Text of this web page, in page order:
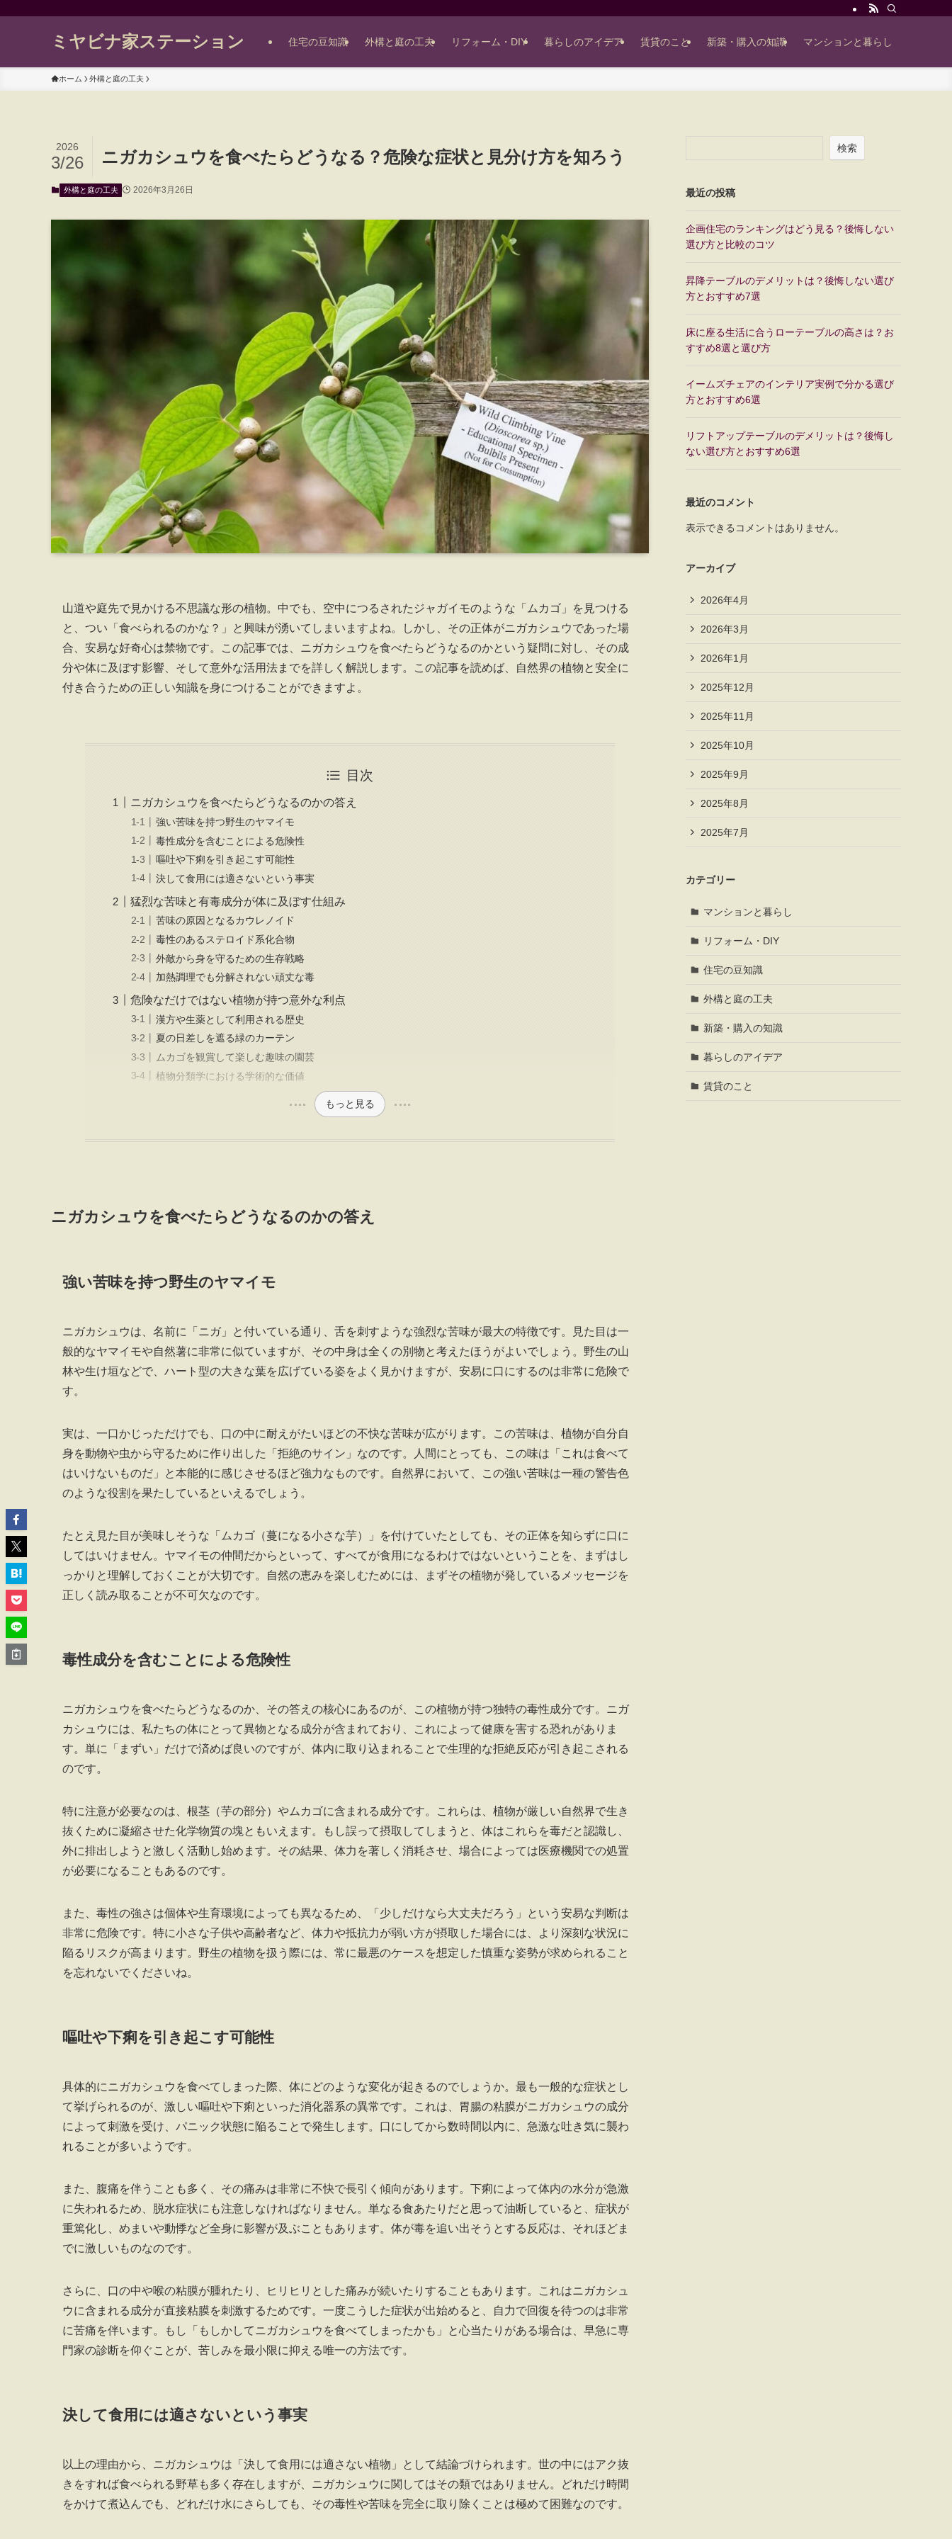
ミヤビナ家ステーション 住宅の豆知識 外構と庭の工夫 リフォーム・DIY 暮らしのアイデア 賃貸のこと 新築・購入の知識 マンションと暮らし
ホーム 外構と庭の工夫
ニガカシュウを食べたらどうなる？危険な症状と見分け方を知ろう
2026
3/26
外構と庭の工夫 2026年3月26日
山道や庭先で見かける不思議な形の植物。中でも、空中につるされたジャガイモのような「ムカゴ」を見つける
と、つい「食べられるのかな？」と興味が湧いてしまいますよね。しかし、その正体がニガカシュウであった場
合、安易な好奇心は禁物です。この記事では、ニガカシュウを食べたらどうなるのかという疑問に対し、その成
分や体に及ぼす影響、そして意外な活用法までを詳しく解説します。この記事を読めば、自然界の植物と安全に
付き合うための正しい知識を身につけることができますよ。
目次
ニガカシュウを食べたらどうなるのかの答え
強い苦味を持つ野生のヤマイモ
毒性成分を含むことによる危険性
嘔吐や下痢を引き起こす可能性
決して食用には適さないという事実
猛烈な苦味と有毒成分が体に及ぼす仕組み
苦味の原因となるカウレノイド
毒性のあるステロイド系化合物
外敵から身を守るための生存戦略
加熱調理でも分解されない頑丈な毒
危険なだけではない植物が持つ意外な利点
漢方や生薬として利用される歴史
夏の日差しを遮る緑のカーテン
ムカゴを観賞して楽しむ趣味の園芸
植物分類学における学術的な価値
もっと見る
ニガカシュウを食べたらどうなるのかの答え
強い苦味を持つ野生のヤマイモ
ニガカシュウは、名前に「ニガ」と付いている通り、舌を刺すような強烈な苦味が最大の特徴です。見た目は一
般的なヤマイモや自然薯に非常に似ていますが、その中身は全くの別物と考えたほうがよいでしょう。野生の山
林や生け垣などで、ハート型の大きな葉を広げている姿をよく見かけますが、安易に口にするのは非常に危険で
す。
実は、一口かじっただけでも、口の中に耐えがたいほどの不快な苦味が広がります。この苦味は、植物が自分自
身を動物や虫から守るために作り出した「拒絶のサイン」なのです。人間にとっても、この味は「これは食べて
はいけないものだ」と本能的に感じさせるほど強力なものです。自然界において、この強い苦味は一種の警告色
のような役割を果たしているといえるでしょう。
たとえ見た目が美味しそうな「ムカゴ（蔓になる小さな芋）」を付けていたとしても、その正体を知らずに口に
してはいけません。ヤマイモの仲間だからといって、すべてが食用になるわけではないということを、まずはし
っかりと理解しておくことが大切です。自然の恵みを楽しむためには、まずその植物が発しているメッセージを
正しく読み取ることが不可欠なのです。
毒性成分を含むことによる危険性
ニガカシュウを食べたらどうなるのか、その答えの核心にあるのが、この植物が持つ独特の毒性成分です。ニガ
カシュウには、私たちの体にとって異物となる成分が含まれており、これによって健康を害する恐れがありま
す。単に「まずい」だけで済めば良いのですが、体内に取り込まれることで生理的な拒絶反応が引き起こされる
のです。
特に注意が必要なのは、根茎（芋の部分）やムカゴに含まれる成分です。これらは、植物が厳しい自然界で生き
抜くために凝縮させた化学物質の塊ともいえます。もし誤って摂取してしまうと、体はこれらを毒だと認識し、
外に排出しようと激しく活動し始めます。その結果、体力を著しく消耗させ、場合によっては医療機関での処置
が必要になることもあるのです。
また、毒性の強さは個体や生育環境によっても異なるため、「少しだけなら大丈夫だろう」という安易な判断は
非常に危険です。特に小さな子供や高齢者など、体力や抵抗力が弱い方が摂取した場合には、より深刻な状況に
陥るリスクが高まります。野生の植物を扱う際には、常に最悪のケースを想定した慎重な姿勢が求められること
を忘れないでくださいね。
嘔吐や下痢を引き起こす可能性
具体的にニガカシュウを食べてしまった際、体にどのような変化が起きるのでしょうか。最も一般的な症状とし
て挙げられるのが、激しい嘔吐や下痢といった消化器系の異常です。これは、胃腸の粘膜がニガカシュウの成分
によって刺激を受け、パニック状態に陥ることで発生します。口にしてから数時間以内に、急激な吐き気に襲わ
れることが多いようです。
また、腹痛を伴うことも多く、その痛みは非常に不快で長引く傾向があります。下痢によって体内の水分が急激
に失われるため、脱水症状にも注意しなければなりません。単なる食あたりだと思って油断していると、症状が
重篤化し、めまいや動悸など全身に影響が及ぶこともあります。体が毒を追い出そうとする反応は、それほどま
でに激しいものなのです。
さらに、口の中や喉の粘膜が腫れたり、ヒリヒリとした痛みが続いたりすることもあります。これはニガカシュ
ウに含まれる成分が直接粘膜を刺激するためです。一度こうした症状が出始めると、自力で回復を待つのは非常
に苦痛を伴います。もし「もしかしてニガカシュウを食べてしまったかも」と心当たりがある場合は、早急に専
門家の診断を仰ぐことが、苦しみを最小限に抑える唯一の方法です。
決して食用には適さないという事実
以上の理由から、ニガカシュウは「決して食用には適さない植物」として結論づけられます。世の中にはアク抜
きをすれば食べられる野草も多く存在しますが、ニガカシュウに関してはその類ではありません。どれだけ時間
をかけて煮込んでも、どれだけ水にさらしても、その毒性や苦味を完全に取り除くことは極めて困難なのです。
検索
最近の投稿
企画住宅のランキングはどう見る？後悔しない
選び方と比較のコツ
昇降テーブルのデメリットは？後悔しない選び
方とおすすめ7選
床に座る生活に合うローテーブルの高さは？お
すすめ8選と選び方
イームズチェアのインテリア実例で分かる選び
方とおすすめ6選
リフトアップテーブルのデメリットは？後悔し
ない選び方とおすすめ6選
最近のコメント
表示できるコメントはありません。
アーカイブ
2026年4月
2026年3月
2026年1月
2025年12月
2025年11月
2025年10月
2025年9月
2025年8月
2025年7月
カテゴリー
マンションと暮らし
リフォーム・DIY
住宅の豆知識
外構と庭の工夫
新築・購入の知識
暮らしのアイデア
賃貸のこと